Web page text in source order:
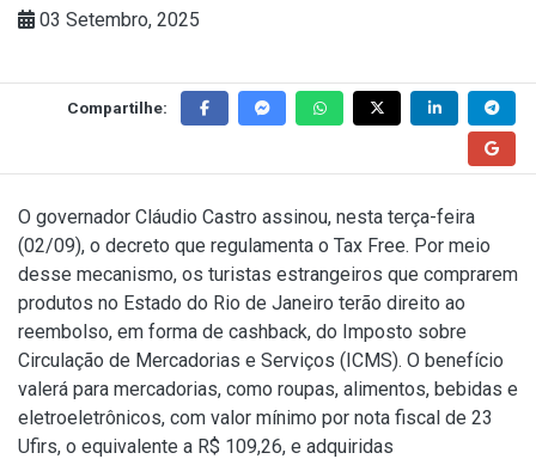
03 Setembro, 2025
Compartilhe:
O governador Cláudio Castro assinou, nesta terça-feira
(02/09), o decreto que regulamenta o Tax Free. Por meio
desse mecanismo, os turistas estrangeiros que comprarem
produtos no Estado do Rio de Janeiro terão direito ao
reembolso, em forma de cashback, do Imposto sobre
Circulação de Mercadorias e Serviços (ICMS). O benefício
valerá para mercadorias, como roupas, alimentos, bebidas e
eletroeletrônicos, com valor mínimo por nota fiscal de 23
Ufirs, o equivalente a R$ 109,26, e adquiridas